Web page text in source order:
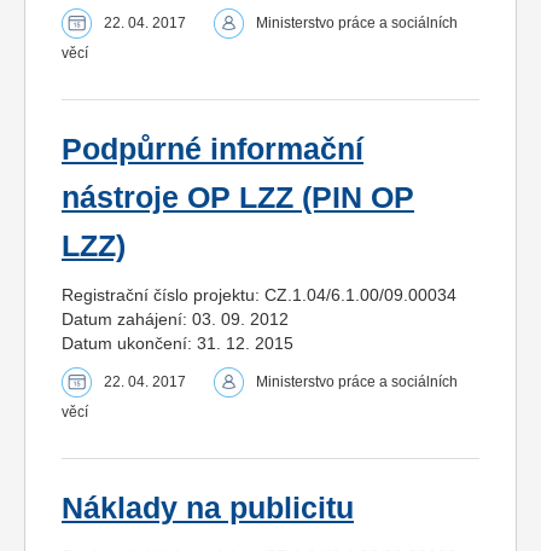
22. 04. 2017
Ministerstvo práce a sociálních
věcí
Podpůrné informační
nástroje OP LZZ (PIN OP
LZZ)
Registrační číslo projektu: CZ.1.04/6.1.00/09.00034
Datum zahájení: 03. 09. 2012
Datum ukončení: 31. 12. 2015
22. 04. 2017
Ministerstvo práce a sociálních
věcí
Náklady na publicitu